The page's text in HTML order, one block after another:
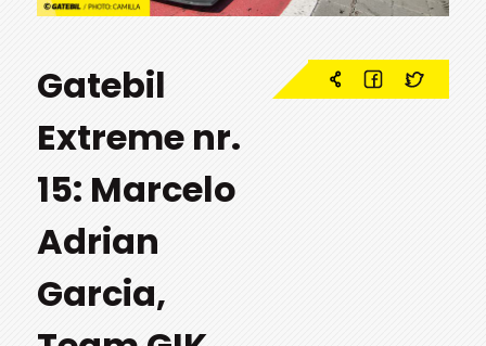
Gatebil
Extreme nr.
15: Marcelo
Adrian
Garcia,